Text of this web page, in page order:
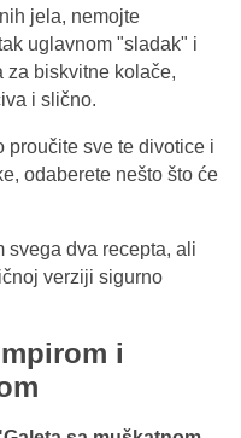
jela, nemojte
uglavnom "sladak" i
za biskvitne kolače,
i slično.
proučite sve te divotice i
odaberete nešto što će
svega dva recepta, ali
verziji sigurno
i